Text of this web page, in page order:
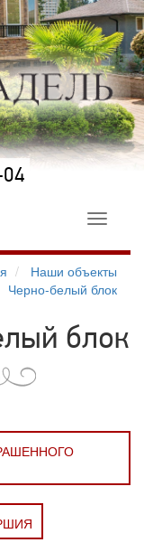
Toggle
Наши объекты
Черно-белый блок
блок